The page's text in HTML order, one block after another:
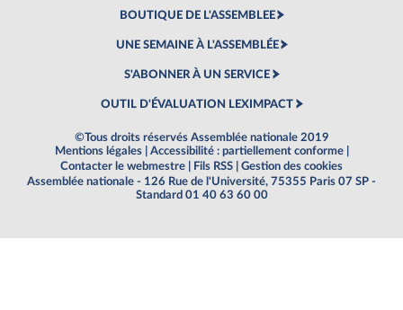
BOUTIQUE DE L'ASSEMBLEE
UNE SEMAINE À L'ASSEMBLÉE
S'ABONNER À UN SERVICE
OUTIL D'ÉVALUATION LEXIMPACT
©Tous droits réservés Assemblée nationale 2019
Mentions légales
Accessibilité : partiellement conforme
Contacter le webmestre
Fils RSS
Gestion des cookies
Assemblée nationale - 126 Rue de l'Université, 75355 Paris 07 SP -
Standard 01 40 63 60 00